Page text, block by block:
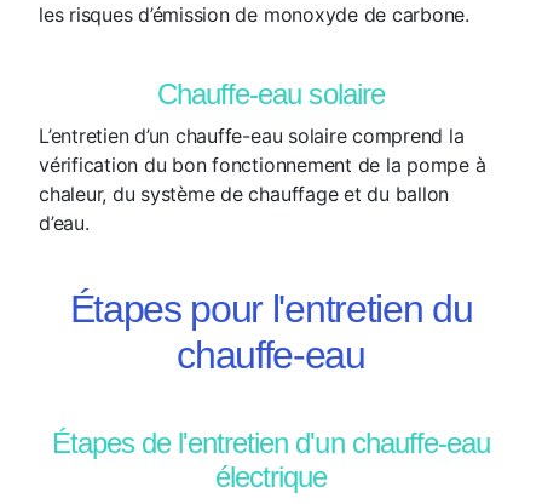
les risques d’émission de monoxyde de carbone.
Chauffe-eau solaire
L’entretien d’un chauffe-eau solaire comprend la
vérification du bon fonctionnement de la pompe à
chaleur, du système de chauffage et du ballon
d’eau.
Étapes pour l'entretien du
chauffe-eau
Étapes de l'entretien d'un chauffe-eau
électrique